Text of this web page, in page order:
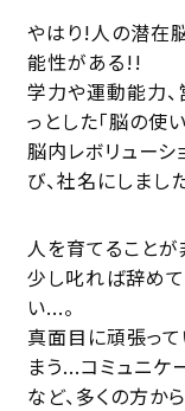
やはり!人の潜在
能性がある!!
学力や運動能力、
っとした「脳の使
脳内レボリューシ
び、社名にしました
人を育てることが
少し叱れば辞め
い...。
真面目に頑張って
まう...コミュニケ
など、多くの方か